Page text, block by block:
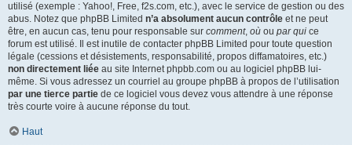
utilisé (exemple : Yahoo!, Free, f2s.com, etc.), avec le service de gestion ou des
abus. Notez que phpBB Limited n’a absolument aucun contrôle et ne peut
être, en aucun cas, tenu pour responsable sur comment, où ou par qui ce
forum est utilisé. Il est inutile de contacter phpBB Limited pour toute question
légale (cessions et désistements, responsabilité, propos diffamatoires, etc.)
non directement liée au site Internet phpbb.com ou au logiciel phpBB lui-
même. Si vous adressez un courriel au groupe phpBB à propos de l’utilisation
par une tierce partie de ce logiciel vous devez vous attendre à une réponse
très courte voire à aucune réponse du tout.
Haut